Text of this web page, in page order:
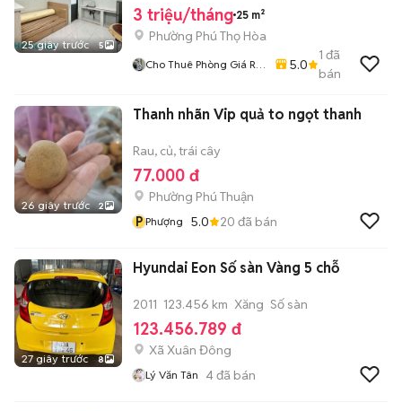
25 giây trước 5
3 triệu/tháng 25 m²
Phường Phú Thọ Hòa
Cho Thuê Phòng Giá Rẻ
5.0
1 đã
bán
26 giây trước 2
Thanh nhãn Vip quả to ngọt thanh
Rau, củ, trái cây
77.000 đ
Phường Phú Thuận
P Phượng 5.0 20 đã bán
27 giây trước 8
Hyundai Eon Số sàn Vàng 5 chỗ
2011 123.456 km Xăng Số sàn
123.456.789 đ
Xã Xuân Đông
Lý Văn Tân 4đã bán